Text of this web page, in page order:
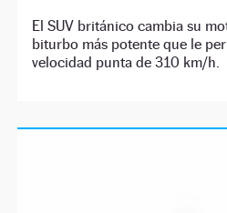
El SUV británico cambia su
biturbo más potente que le
velocidad punta de 310 km/h.